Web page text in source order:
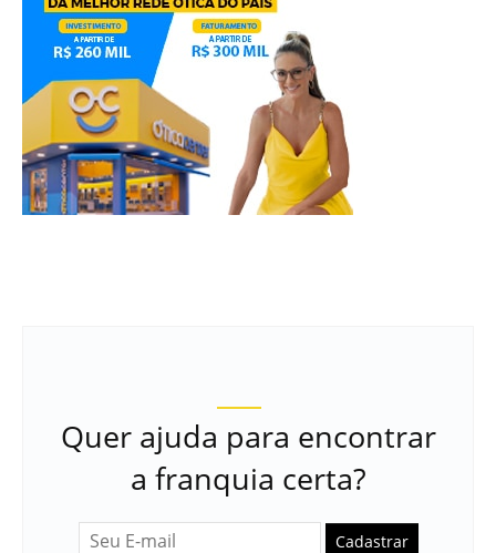
Quer ajuda para encontrar
a franquia certa?
Cadastrar